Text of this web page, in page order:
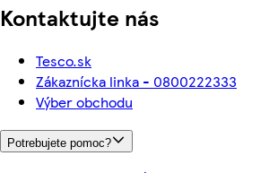
Kontaktujte nás
Tesco.sk
Zákaznícka linka - 0800222333
Výber obchodu
Potrebujete pomoc?